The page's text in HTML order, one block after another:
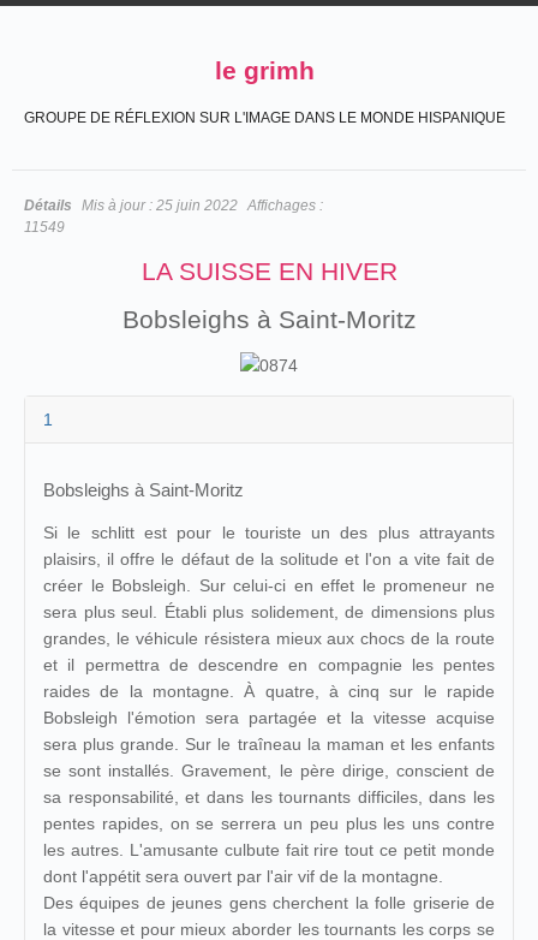
le grimh
GROUPE DE RÉFLEXION SUR L'IMAGE DANS LE MONDE HISPANIQUE
Détails Mis à jour : 25 juin 2022 Affichages :
11549
LA SUISSE EN HIVER
Bobsleighs à Saint-Moritz
1
Bobsleighs à Saint-Moritz
Si le schlitt est pour le touriste un des plus attrayants
plaisirs, il offre le défaut de la solitude et l'on a vite fait de
créer le Bobsleigh. Sur celui-ci en effet le promeneur ne
sera plus seul. Établi plus solidement, de dimensions plus
grandes, le véhicule résistera mieux aux chocs de la route
et il permettra de descendre en compagnie les pentes
raides de la montagne. À quatre, à cinq sur le rapide
Bobsleigh l'émotion sera partagée et la vitesse acquise
sera plus grande. Sur le traîneau la maman et les enfants
se sont installés. Gravement, le père dirige, conscient de
sa responsabilité, et dans les tournants difficiles, dans les
pentes rapides, on se serrera un peu plus les uns contre
les autres. L'amusante culbute fait rire tout ce petit monde
dont l'appétit sera ouvert par l'air vif de la montagne.
Des équipes de jeunes gens cherchent la folle griserie de
la vitesse et pour mieux aborder les tournants les corps se